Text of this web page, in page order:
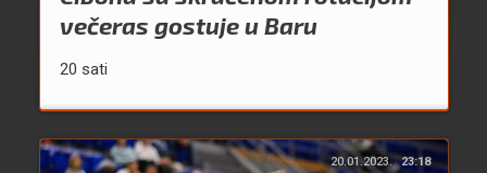
večeras gostuje u Baru
20 sati
20.01.2023. 23:18